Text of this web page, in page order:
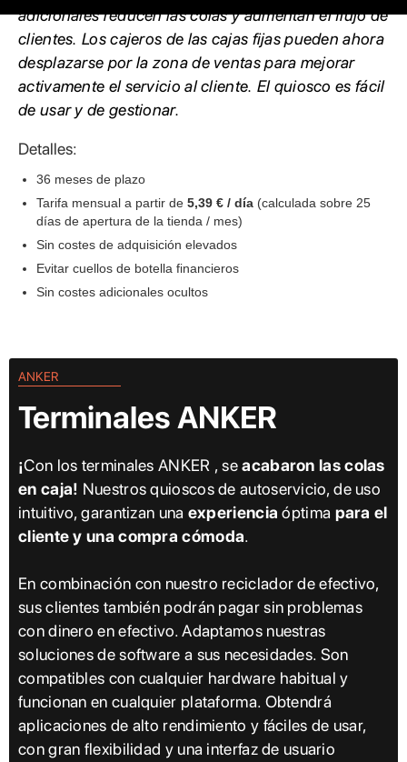
adicionales reducen las colas y aumentan el flujo de
clientes. Los cajeros de las cajas fijas pueden ahora
desplazarse por la zona de ventas para mejorar
activamente el servicio al cliente. El quiosco es fácil
de usar y de gestionar.
Detalles:
36 meses de plazo
Tarifa mensual a partir de 5,39 € / día (calculada sobre 25
días de apertura de la tienda / mes)
Sin costes de adquisición elevados
Evitar cuellos de botella financieros
Sin costes adicionales ocultos
ANKER
Terminales ANKER
¡Con los terminales ANKER , seacabaron las colas
en caja! Nuestros quioscos de autoservicio, de uso
intuitivo, garantizan una experiencia óptima para el
cliente y una compra cómoda.
En combinación con nuestro reciclador de efectivo,
sus clientes también podrán pagar sin problemas
con dinero en efectivo. Adaptamos nuestras
soluciones de software a sus necesidades. Son
compatibles con cualquier hardware habitual y
funcionan en cualquier plataforma. Obtendrá
aplicaciones de alto rendimiento y fáciles de usar,
con gran flexibilidad y una interfaz de usuario